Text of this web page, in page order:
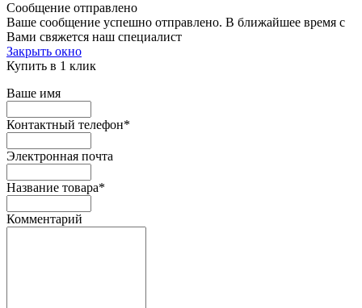
Сообщение отправлено
Ваше сообщение успешно отправлено. В ближайшее время с
Вами свяжется наш специалист
Закрыть окно
Купить в 1 клик
Ваше имя
Контактный телефон*
Электронная почта
Название товара*
Комментарий